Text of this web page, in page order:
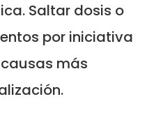
Saltar dosis o
por iniciativa
más